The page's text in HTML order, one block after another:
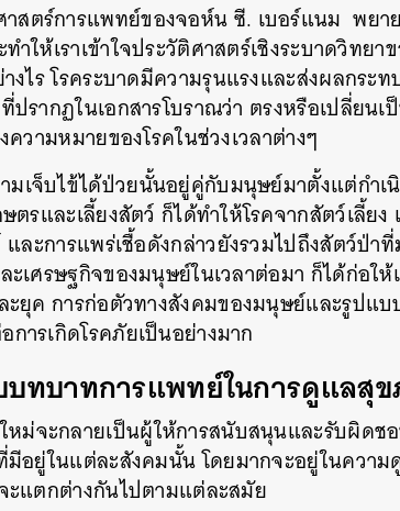
สตร์การแพทย์ของจอห์นซี. เบอร์แนม พยา
ให้เราเข้าใจประวัติศาสตร์เชิงระบาดวิทยา
งไรโรคระบาดมีความรุนแรงและส่งผลกระ
รากฏในเอกสารโบราณว่า ตรงหรือเปลี่ยนเ
วามหมายของโรคในช่วงเวลาต่างๆ
มเจ็บไข้ได้ป่วยนั้นอยู่คู่กับมนุษย์มาตั้งแต่กำ
ตรและเลี้ยงสัตว์ ก็ได้ทำให้โรคจากสัตว์เลี้ยง
และการแพร่เชื้อดังกล่าวยังรวมไปถึงสัตว์ป่
เศรษฐกิจของมนุษย์ในเวลาต่อมา ก็ได้ก่อใ
ะยุค การก่อตัวทางสังคมของมนุษย์และรูปแบ
ารเกิดโรคภัยเป็นอย่างมาก
ทบาทการแพทย์ในการดูแลสุ
ม่จะกลายเป็นผู้ให้การสนับสนุนและรับผิด
อยู่ในแต่ละสังคมนั้นโดยมากจะอยู่ในควา
แตกต่างกันไปตามแต่ละสมัย
า
SHARE TWEET LINE EMAIL